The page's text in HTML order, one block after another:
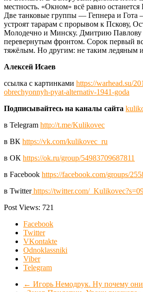
местность. «Окном» всё равно
Две танковые группы — Гепнера и Гота
устроят тарарам с прорывом к Пскову,
Молодечно и Минску. Дмитрию Павлову
перевернутым фронтом. Сорок первый
тяжёлым. Но другим: не таким ледяным
Алексей Исаев
ссылка с картинками https://warhead.su/
obrechyonnyh-pyat-alternativ-1941-goda
Подписывайтесь на каналы сайта
в Telegram http://t.me/Kulikovec
в ВК https://vk.com/kulikovec_ru
в ОК https://ok.ru/group/54983709687811
в Facebook https://facebook.com/groups/
в Twitterhttps://twitter.com/
Post Views: 721
Facebook
Twitter
VKontakte
Odnoklassniki
Viber
Telegram
← Игорь Немодрук. Ну почему они